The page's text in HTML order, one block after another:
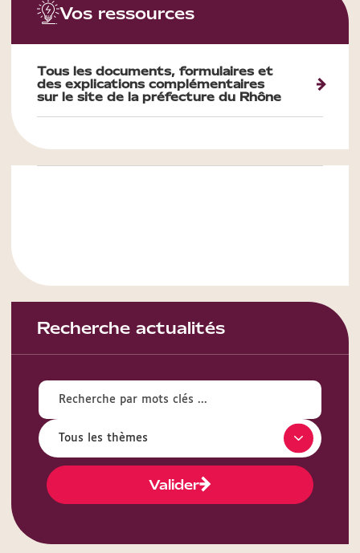
Vos ressources
Tous les documents, formulaires et
des explications complémentaires
sur le site de la préfecture du Rhône
Recherche actualités
Valider